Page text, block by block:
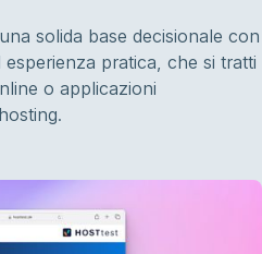
solida base decisionale con
pratica, che si tratti
o applicazioni